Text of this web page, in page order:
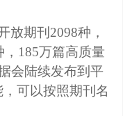
放期刊2098种，
185万篇高质量
会陆续发布到平
可以按照期刊名